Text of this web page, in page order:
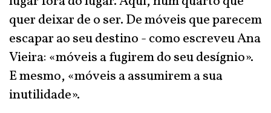
quer deixar de o ser. De móveis que parecem
escapar ao seu destino - como escreveu Ana
Vieira: «móveis a fugirem do seu desígnio».
E mesmo, «móveis a assumirem a sua
inutilidade».